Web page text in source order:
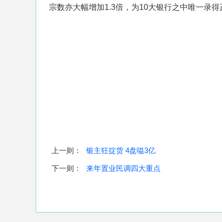
宗数亦大幅增加1.3倍，为10大银行之中唯一录得
上一则： 银主狂掟货 4盘嗌3亿
下一则： 来年置业民调四大重点